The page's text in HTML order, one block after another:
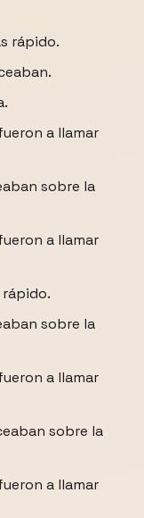
rápido.
a llamar
sobre la
a llamar
sobre la
a llamar
sobre la
a llamar